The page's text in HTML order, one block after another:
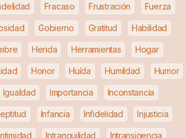
Fracaso Frustración Fuerza
Gobierno Gratitud Habilidad
Herida Herramientas Hogar
Honor Huída Humildad Humor
Igualdad Importancia Inconstancia
Infancia Infidelidad Injusticia
Intranquilidad Intransigencia